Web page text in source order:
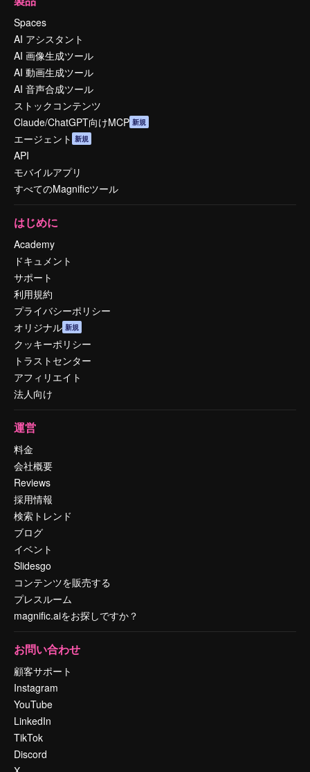
Spaces
AI アシスタント
AI 画像生成ツール
AI 動画生成ツール
AI 音声合成ツール
ストックコンテンツ
Claude/ChatGPT向けMCP 新規
エージェント 新規
API
モバイルアプリ
すべてのMagnificツール
はじめに
Academy
ドキュメント
サポート
利用規約
プライバシーポリシー
オリジナル 新規
クッキーポリシー
トラストセンター
アフィリエイト
法人向け
運営
料金
会社概要
Reviews
採用情報
検索トレンド
ブログ
イベント
Slidesgo
コンテンツを販売する
プレスルーム
magnific.aiをお探しですか？
お問い合わせ
顧客サポート
Instagram
YouTube
LinkedIn
TikTok
Discord